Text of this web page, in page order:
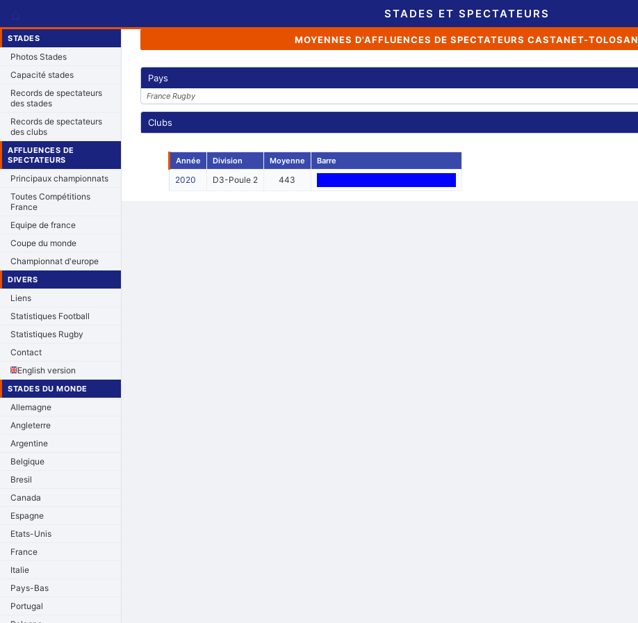
STADES ET SPECTATEURS
STADES
Photos Stades
Capacité stades
Records de spectateurs
des stades
Records de spectateurs
des clubs
AFFLUENCES DE
SPECTATEURS
Principaux championnats
Toutes Compétitions
France
Equipe de france
Coupe du monde
Championnat d'europe
DIVERS
Liens
Statistiques Football
Statistiques Rugby
Contact
English version
STADES DU MONDE
Allemagne
Angleterre
Argentine
Belgique
Bresil
Canada
Espagne
Etats-Unis
France
Italie
Pays-Bas
Portugal
MOYENNES D'AFFLUENCES DE SPECTATEURS CASTANET-TOLOSAN
Pays
France Rugby
Clubs
Année Division Moyenne Barre
2020 D3-Poule 2 443